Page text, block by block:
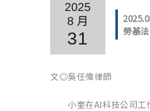
2025
8 月
31
勞基
文◎吳任偉律師
小奎在AI科技公司工